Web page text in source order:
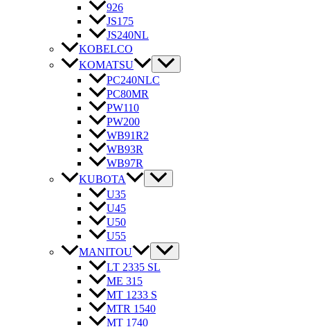
926
JS175
JS240NL
KOBELCO
KOMATSU
PC240NLC
PC80MR
PW110
PW200
WB91R2
WB93R
WB97R
KUBOTA
U35
U45
U50
U55
MANITOU
LT 2335 SL
ME 315
MT 1233 S
MTR 1540
MT 1740